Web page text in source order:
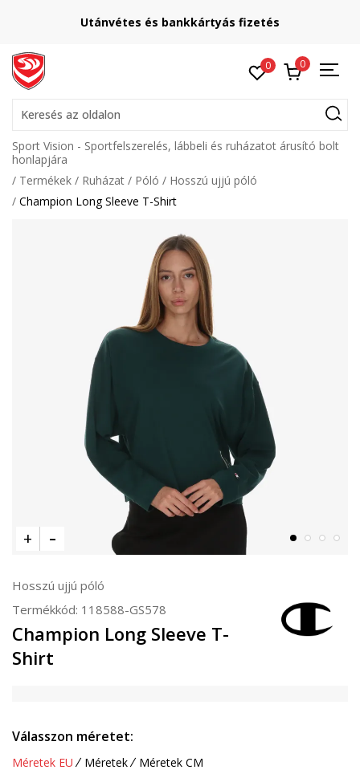
Utánvétes és bankkártyás fizetés
0 0
Keresés az oldalon
Sport Vision - Sportfelszerelés, lábbeli és ruházatot árusító bolt
honlapjára
Termékek
Ruházat Póló
Hosszú ujjú póló
Champion Long Sleeve T-Shirt
Hosszú ujjú póló
Termékkód: 118588-GS578
Champion Long Sleeve T-
Shirt
Válasszon méretet:
Méretek EU Méretek Méretek CM